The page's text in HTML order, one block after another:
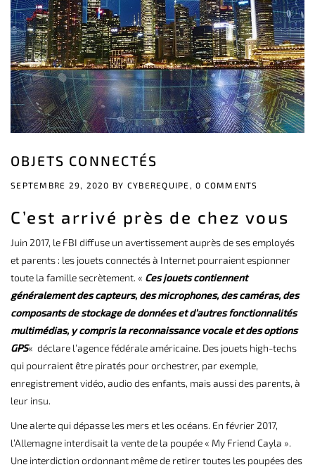
OBJETS CONNECTÉS
SEPTEMBRE 29, 2020 BY CYBEREQUIPE, 0 COMMENTS
C’est arrivé près de chez vous
Juin 2017, le FBI diffuse un avertissement auprès de ses employés
et parents : les jouets connectés à Internet pourraient espionner
toute la famille secrètement. « Ces jouets contiennent
généralement des capteurs, des microphones, des caméras, des
composants de stockage de données et d’autres fonctionnalités
multimédias, y compris la reconnaissance vocale et des options
GPS« déclare l’agence fédéraleaméricaine. Des jouets high-techs
qui pourraient être piratés pour orchestrer, par exemple,
enregistrement vidéo, audio des enfants, mais aussi des parents, à
leur insu.
Une alerte qui dépasse les mers et les océans. En février 2017,
l’Allemagne interdisait la vente de la poupée « My Friend Cayla ».
Une interdiction ordonnant même de retirer toutes les poupées des